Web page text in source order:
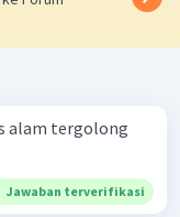
alam tergolong
Jawaban terverifikasi